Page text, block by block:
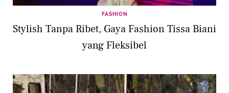
FASHION
Stylish Tanpa Ribet, Gaya Fashion Tissa Biani
yang Fleksibel